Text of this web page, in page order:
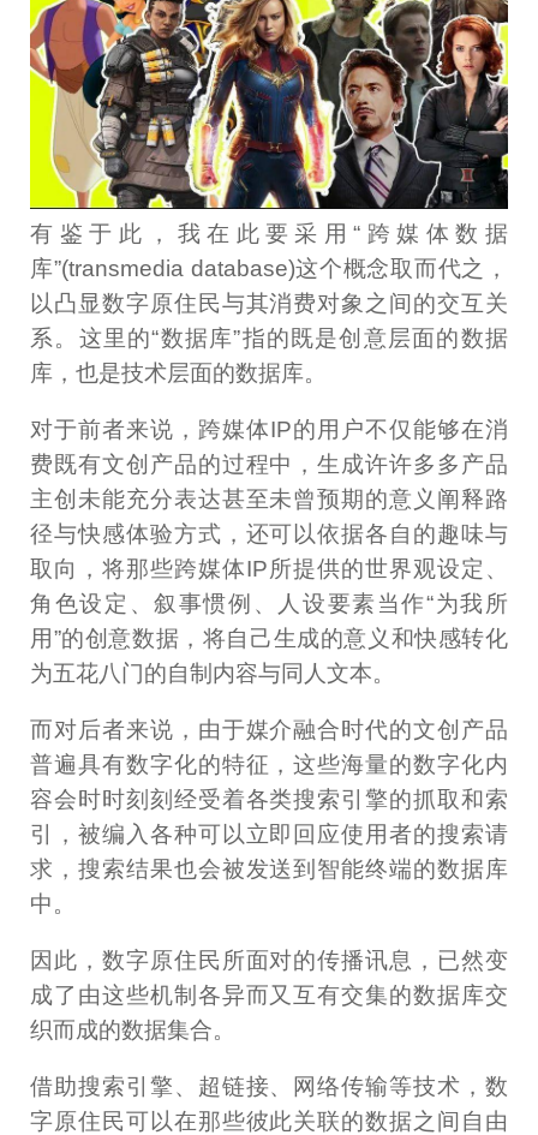
有鉴于此，我在此要采用“跨媒体数据
库”(transmedia database)这个概念取而代之，
以凸显数字原住民与其消费对象之间的交互关
系。这里的“数据库”指的既是创意层面的数据
库，也是技术层面的数据库。
对于前者来说，跨媒体IP的用户不仅能够在消
费既有文创产品的过程中，生成许许多多产品
主创未能充分表达甚至未曾预期的意义阐释路
径与快感体验方式，还可以依据各自的趣味与
取向，将那些跨媒体IP所提供的世界观设定、
角色设定、叙事惯例、人设要素当作“为我所
用”的创意数据，将自己生成的意义和快感转化
为五花八门的自制内容与同人文本。
而对后者来说，由于媒介融合时代的文创产品
普遍具有数字化的特征，这些海量的数字化内
容会时时刻刻经受着各类搜索引擎的抓取和索
引，被编入各种可以立即回应使用者的搜索请
求，搜索结果也会被发送到智能终端的数据库
中。
因此，数字原住民所面对的传播讯息，已然变
成了由这些机制各异而又互有交集的数据库交
织而成的数据集合。
借助搜索引擎、超链接、网络传输等技术，数
字原住民可以在那些彼此关联的数据之间自由